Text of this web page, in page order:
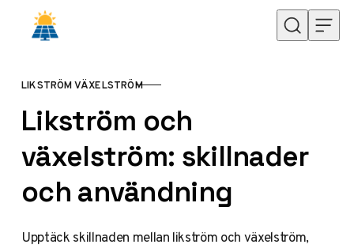
Hoppa till innehåll
KATEGORI
LIKSTRÖM VÄXELSTRÖM
Likström och
växelström: skillnader
och användning
Upptäck skillnaden mellan likström och växelström,